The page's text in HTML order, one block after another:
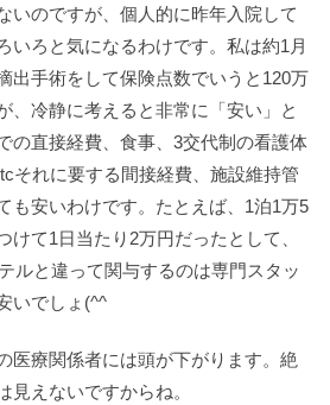
いのですが、個人的に昨年入院して
いろと気になるわけです。私は約1月
出手術をして保険点数でいうと120万
、冷静に考えると非常に「安い」と
の直接経費、食事、3交代制の看護体
それに要する間接経費、施設維持管
も安いわけです。たとえば、1泊1万5
けて1日当たり2万円だったとして、
ルと違って関与するのは専門スタッ
いでしょ(^^ゞ
医療関係者には頭が下がります。絶
見えないですからね。